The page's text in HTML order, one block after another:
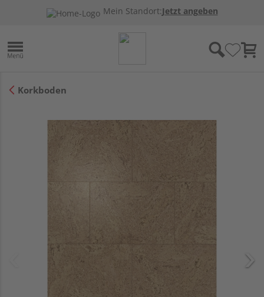
Mein Standort:Jetzt angeben
Korkboden